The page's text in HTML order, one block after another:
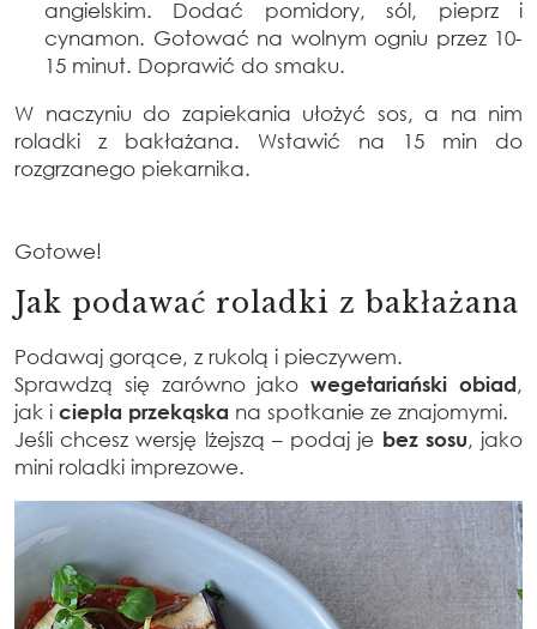
angielskim. Dodać pomidory, sól, pieprz i
cynamon. Gotować na wolnym ogniu przez 10-
15 minut. Doprawić do smaku.
W naczyniu do zapiekania ułożyć sos, a na nim
roladki z bakłażana. Wstawić na 15 min do
rozgrzanego piekarnika.
Gotowe!
Jak podawać roladki z bakłażana
Podawaj gorące, z rukolą i pieczywem.
Sprawdzą się zarówno jakowegetariański obiad,
jak i ciepła przekąska na spotkanie ze znajomymi.
Jeśli chcesz wersję lżejszą – podaj je bez sosu, jako
mini roladki imprezowe.